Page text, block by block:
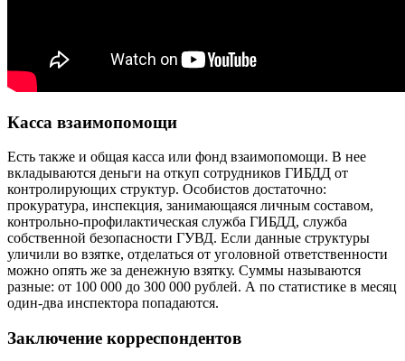
Касса взаимопомощи
Есть также и общая касса или фонд взаимопомощи. В нее
вкладываются деньги на откуп сотрудников ГИБДД от
контролирующих структур. Особистов достаточно:
прокуратура, инспекция, занимающаяся личным составом,
контрольно-профилактическая служба ГИБДД, служба
собственной безопасности ГУВД. Если данные структуры
уличили во взятке, отделаться от уголовной ответственности
можно опять же за денежную взятку. Суммы называются
разные: от 100 000 до 300 000 рублей. А по статистике в месяц
один-два инспектора попадаются.
Заключение корреспондентов